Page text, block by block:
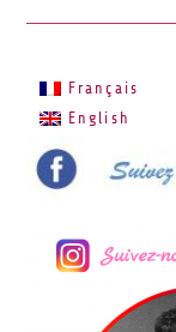
Français
English